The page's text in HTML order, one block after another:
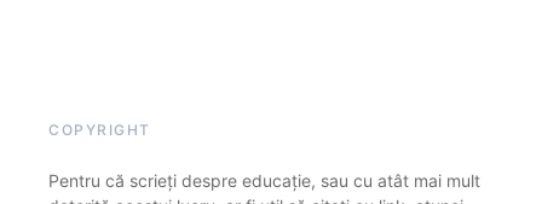
COPYRIGHT
Pentru că scrieți despre educație, sau cu atât mai mult